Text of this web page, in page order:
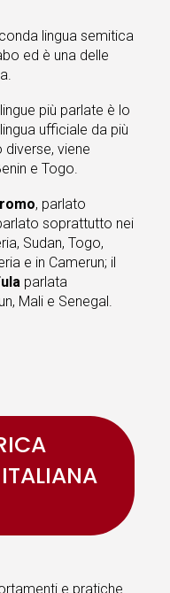
lingua semitica
ed è una delle
più parlate è lo
ufficiale da più
viene
e Togo.
, parlato
soprattutto nei
Sudan, Togo,
e in Camerun; il
parlata
Mali e Senegal.
e pratiche